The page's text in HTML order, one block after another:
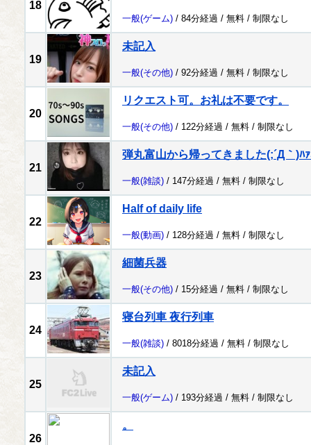
18
一般(ゲーム) / 84分経過 / 無料 / 制限なし
19
未記入
一般(その他) / 92分経過 / 無料 / 制限なし
20
リクエスト可。お礼は不要です。
一般(その他) / 122分経過 / 無料 / 制限なし
21
弾丸富山から帰ってきました(;´Д｀)ﾊ
一般(雑談) / 147分経過 / 無料 / 制限なし
22
Half of daily life
一般(動画) / 128分経過 / 無料 / 制限なし
23
細菌兵器
一般(その他) / 15分経過 / 無料 / 制限なし
24
寝台列車 夜行列車
一般(雑談) / 8018分経過 / 無料 / 制限なし
25
未記入
一般(ゲーム) / 193分経過 / 無料 / 制限なし
26
。